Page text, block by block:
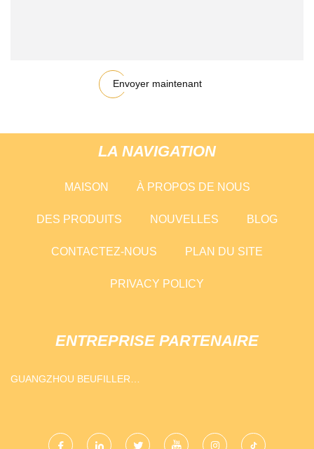
Envoyer maintenant
LA NAVIGATION
MAISON À PROPOS DE NOUS
DES PRODUITS NOUVELLES BLOG
CONTACTEZ-NOUS PLAN DU SITE
PRIVACY POLICY
ENTREPRISE PARTENAIRE
GUANGZHOU BEUFILLER